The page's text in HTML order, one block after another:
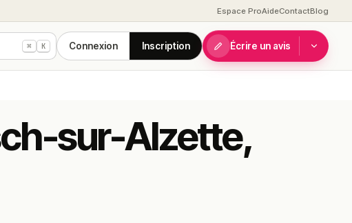
Espace ProAideContactBlog
⌘ K Connexion Inscription Écrire un avis
sur-Alzette,